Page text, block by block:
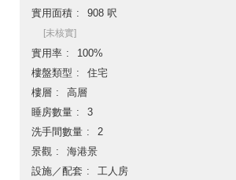
實用面積
908 呎
[未核實]
實用率
100%
樓盤類型
住宅
樓層
高層
睡房數量
3
洗手間數量
2
景觀
海港景
設施／配套
工人房